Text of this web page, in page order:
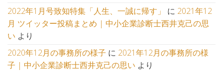
2022年1月号致知特集「人生、一誠に帰す」
に 2021年12
月 ツイッター投稿まとめ | 中小企業診断士西井克己の思
い より
2020年12月の事務所の様子 に 2021年12月の事務所の様
子 | 中小企業診断士西井克己の思い より